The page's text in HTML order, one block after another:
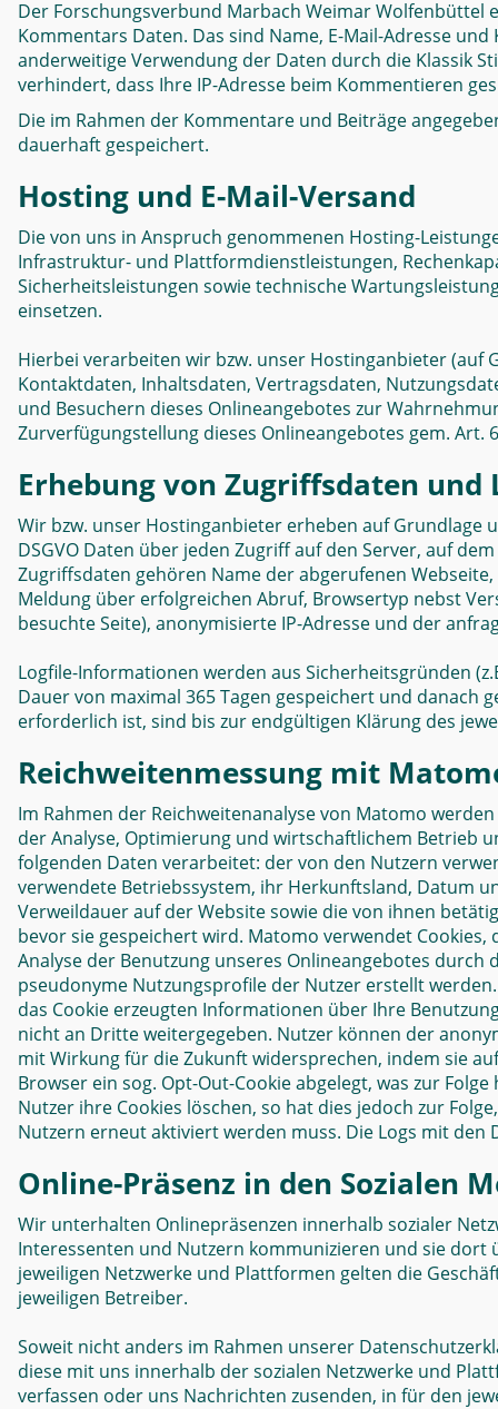
Der Forschungsverbund Marbach Weimar Wolfenbüttel
Kommentars Daten. Das sind Name, E-Mail-Adresse
anderweitige Verwendung der Daten durch die Klassik
verhindert, dass Ihre IP-Adresse beim Kommentieren
Die im Rahmen der Kommentare und Beiträge
dauerhaft gespeichert.
Hosting und E-Mail-Versand
Die von uns in Anspruch genommenen Hosting-
Infrastruktur- und Plattformdienstleistungen,
Sicherheitsleistungen sowie technische
einsetzen.
Hierbei verarbeiten wir bzw. unser Hostinganbieter (auf
Kontaktdaten, Inhaltsdaten, Vertragsdaten,
und Besuchern dieses Onlineangebotes zur
Zurverfügungstellung dieses Onlineangebotes gem. Art. 6
Erhebung von Zugriffsdaten und
Wir bzw. unser Hostinganbieter erheben auf Grundlage
DSGVO Daten über jeden Zugriff auf den Server, auf
Zugriffsdaten gehören Name der abgerufenen
Meldung über erfolgreichen Abruf, Browsertyp nebst
besuchte Seite), anonymisierte IP-Adresse und der
Logfile-Informationen werden aus Sicherheitsgründen
Dauer von maximal 365 Tagen gespeichert und danach
erforderlich ist, sind bis zur endgültigen Klärung des
Reichweitenmessung mit
Im Rahmen der Reichweitenanalyse von Matomo
der Analyse, Optimierung und wirtschaftlichem Betrieb
folgenden Daten verarbeitet: der von den Nutzern
verwendete Betriebssystem, ihr Herkunftsland, Datum
Verweildauer auf der Website sowie die von ihnen
bevor sie gespeichert wird. Matomo verwendet
Analyse der Benutzung unseres Onlineangebotes
pseudonyme Nutzungsprofile der Nutzer erstellt
das Cookie erzeugten Informationen über Ihre
nicht an Dritte weitergegeben. Nutzer können der
mit Wirkung für die Zukunft widersprechen, indem sie
Browser ein sog. Opt-Out-Cookie abgelegt, was zur
Nutzer ihre Cookies löschen, so hat dies jedoch zur
Nutzern erneut aktiviert werden muss. Die Logs mit
Online-Präsenz in den Sozialen
Wir unterhalten Onlinepräsenzen innerhalb sozialer
Interessenten und Nutzern kommunizieren und sie
jeweiligen Netzwerke und Plattformen gelten die
jeweiligen Betreiber.
Soweit nicht anders im Rahmen unserer
diese mit uns innerhalb der sozialen Netzwerke und
verfassen oder uns Nachrichten zusenden, in für den